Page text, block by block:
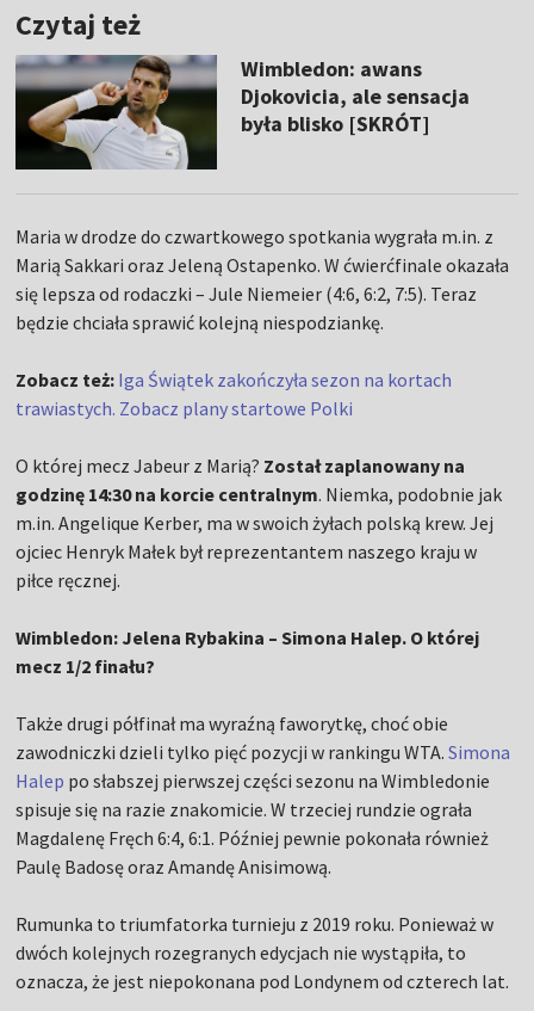
Czytaj też
Wimbledon: awans
Djokovicia, ale sensacja
była blisko [SKRÓT]
Maria w drodze do czwartkowego spotkania wygrała m.in. z
Marią Sakkari oraz Jeleną Ostapenko. W ćwierćfinale okazała
się lepsza od rodaczki – Jule Niemeier (4:6, 6:2, 7:5). Teraz
będzie chciała sprawić kolejną niespodziankę.
Zobacz też: Iga Świątek zakończyła sezon na kortach
trawiastych. Zobacz plany startowe Polki
O której mecz Jabeur z Marią? Został zaplanowany na
godzinę 14:30 na korcie centralnym. Niemka, podobnie jak
m.in. Angelique Kerber, ma w swoich żyłach polską krew. Jej
ojciec Henryk Małek był reprezentantem naszego kraju w
piłce ręcznej.
Wimbledon: Jelena Rybakina – Simona Halep. O której
mecz 1/2 finału?
Także drugi półfinał ma wyraźną faworytkę, choć obie
zawodniczki dzieli tylko pięć pozycji w rankingu WTA.Simona
Halep po słabszej pierwszej części sezonu na Wimbledonie
spisuje się na razie znakomicie. W trzeciej rundzie ograła
Magdalenę Fręch 6:4, 6:1. Później pewnie pokonała również
Paulę Badosę oraz Amandę Anisimową.
Rumunka to triumfatorka turnieju z 2019 roku. Ponieważ w
dwóch kolejnych rozegranych edycjach nie wystąpiła, to
oznacza, że jest niepokonana pod Londynem od czterech lat.